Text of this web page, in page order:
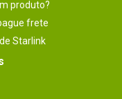
produto?
frete
Starlink